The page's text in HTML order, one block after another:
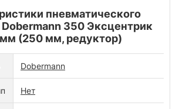
пневматического
Dobermann 350 Эксцентрик
(250 мм, редуктор)
Dobermann
Нет